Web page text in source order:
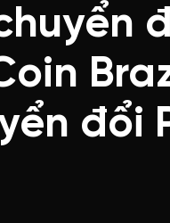
đổi